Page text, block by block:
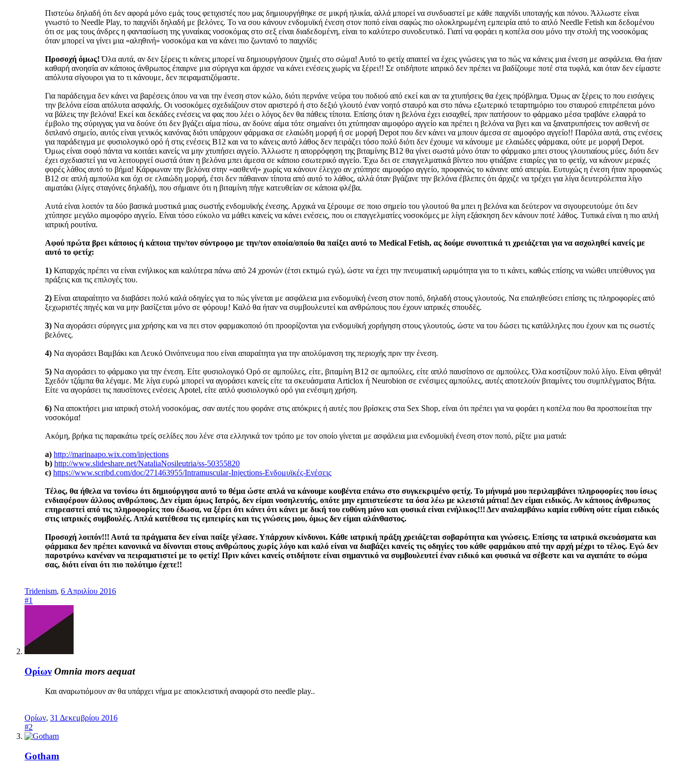
Πιστεύω δηλαδή ότι δεν αφορά μόνο εμάς τους φετιχιστές που μας δημιουργήθηκε σε μικρή ηλικία, αλλά μπορεί να συνδυαστεί με κάθε παιχνίδι υποταγής και πόνου. Άλλωστε είναι
γνωστό το Needle Play, το παιχνίδι δηλαδή με βελόνες. Το να σου κάνουν ενδομυϊκή ένεση στον ποπό είναι σαφώς πιο ολοκληρωμένη εμπειρία από το απλό Needle Fetish και δεδομένου
ότι σε μας τους άνδρες η φαντασίωση της γυναίκας νοσοκόμας στο σεξ είναι διαδεδομένη, είναι το καλύτερο συνοδευτικό. Γιατί να φοράει η κοπέλα σου μόνο την στολή της νοσοκόμας
όταν μπορεί να γίνει μια «αληθινή» νοσοκόμα και να κάνει πιο ζωντανό το παιχνίδι;
Προσοχή όμως! Όλα αυτά, αν δεν ξέρεις τι κάνεις μπορεί να δημιουργήσουν ζημιές στο σώμα! Αυτό το φετίχ απαιτεί να έχεις γνώσεις για το πώς να κάνεις μια ένεση με ασφάλεια. Θα ήταν
καθαρή ανοησία αν κάποιος άνθρωπος έπαιρνε μια σύριγγα και άρχισε να κάνει ενέσεις χωρίς να ξέρει!! Σε οτιδήποτε ιατρικό δεν πρέπει να βαδίζουμε ποτέ στα τυφλά, και όταν δεν είμαστε
απόλυτα σίγουροι για το τι κάνουμε, δεν πειραματιζόμαστε.
Για παράδειγμα δεν κάνει να βαρέσεις όπου να ναι την ένεση στον κώλο, διότι περνάνε νεύρα του ποδιού από εκεί και αν τα χτυπήσεις θα έχεις πρόβλημα. Όμως αν ξέρεις το που εισάγεις
την βελόνα είσαι απόλυτα ασφαλής. Οι νοσοκόμες σχεδιάζουν στον αριστερό ή στο δεξιό γλουτό έναν νοητό σταυρό και στο πάνω εξωτερικό τεταρτημόριο του σταυρού επιτρέπεται μόνο
να βάλεις την βελόνα! Εκεί και δεκάδες ενέσεις να φας που λέει ο λόγος δεν θα πάθεις τίποτα. Επίσης όταν η βελόνα έχει εισαχθεί, πριν πατήσουν το φάρμακο μέσα τραβάνε ελαφρά το
έμβολο της σύριγγας για να δούνε ότι δεν βγάζει αίμα πίσω, αν δούνε αίμα τότε σημαίνει ότι χτύπησαν αιμοφόρο αγγείο και πρέπει η βελόνα να βγει και να ξανατρυπήσεις τον ασθενή σε
διπλανό σημείο, αυτός είναι γενικός κανόνας διότι υπάρχουν φάρμακα σε ελαιώδη μορφή ή σε μορφή Depot που δεν κάνει να μπουν άμεσα σε αιμοφόρο αγγείο!! Παρόλα αυτά, στις ενέσεις
για παράδειγμα με φυσιολογικό ορό ή στις ενέσεις Β12 και να το κάνεις αυτό λάθος δεν πειράζει τόσο πολύ διότι δεν έχουμε να κάνουμε με ελαιώδες φάρμακα, ούτε με μορφή Depot.
Όμως είναι σοφό πάντα να κοιτάει κανείς να μην χτυπήσει αγγείο. Άλλωστε η απορρόφηση της βιταμίνης Β12 θα γίνει σωστά μόνο όταν το φάρμακο μπει στους γλουτιαίους μύες, διότι δεν
έχει σχεδιαστεί για να λειτουργεί σωστά όταν η βελόνα μπει άμεσα σε κάποιο εσωτερικό αγγείο. Έχω δει σε επαγγελματικά βίντεο που φτιάξανε εταιρίες για το φετίχ, να κάνουν μερικές
φορές λάθος αυτό το βήμα! Κάρφωναν την βελόνα στην «ασθενή» χωρίς να κάνουν έλεγχο αν χτύπησε αιμοφόρο αγγείο, προφανώς το κάνανε από απειρία. Ευτυχώς η ένεση ήταν προφανώς
Β12 σε απλή αμπούλα και όχι σε ελαιώδη μορφή, έτσι δεν πάθαιναν τίποτα από αυτό το λάθος, αλλά όταν βγάζανε την βελόνα έβλεπες ότι άρχιζε να τρέχει για λίγα δευτερόλεπτα λίγο
αιματάκι (λίγες σταγόνες δηλαδή), που σήμαινε ότι η βιταμίνη πήγε κατευθείαν σε κάποια φλέβα.
Αυτά είναι λοιπόν τα δύο βασικά μυστικά μιας σωστής ενδομυϊκής ένεσης. Αρχικά να ξέρουμε σε ποιο σημείο του γλουτού θα μπει η βελόνα και δεύτερον να σιγουρευτούμε ότι δεν
χτύπησε μεγάλο αιμοφόρο αγγείο. Είναι τόσο εύκολο να μάθει κανείς να κάνει ενέσεις, που οι επαγγελματίες νοσοκόμες με λίγη εξάσκηση δεν κάνουν ποτέ λάθος. Τυπικά είναι η πιο απλή
ιατρική ρουτίνα.
Αφού πρώτα βρει κάποιος ή κάποια την/τον σύντροφο με την/τον οποία/οποίο θα παίξει αυτό το Medical Fetish, ας δούμε συνοπτικά τι χρειάζεται για να ασχοληθεί κανείς με
αυτό το φετίχ:
1) Καταρχάς πρέπει να είναι ενήλικος και καλύτερα πάνω από 24 χρονών (έτσι εκτιμώ εγώ), ώστε να έχει την πνευματική ωριμότητα για το τι κάνει, καθώς επίσης να νιώθει υπεύθυνος για
πράξεις και τις επιλογές του.
2) Είναι απαραίτητο να διαβάσει πολύ καλά οδηγίες για το πώς γίνεται με ασφάλεια μια ενδομυϊκή ένεση στον ποπό, δηλαδή στους γλουτούς. Να επαληθεύσει επίσης τις πληροφορίες από
ξεχωριστές πηγές και να μην βασίζεται μόνο σε φόρουμ! Καλό θα ήταν να συμβουλευτεί και ανθρώπους που έχουν ιατρικές σπουδές.
3) Να αγοράσει σύριγγες μια χρήσης και να πει στον φαρμακοποιό ότι προορίζονται για ενδομυϊκή χορήγηση στους γλουτούς, ώστε να του δώσει τις κατάλληλες που έχουν και τις σωστές
βελόνες.
4) Να αγοράσει Βαμβάκι και Λευκό Οινόπνευμα που είναι απαραίτητα για την απολύμανση της περιοχής πριν την ένεση.
5) Να αγοράσει το φάρμακο για την ένεση. Είτε φυσιολογικό Ορό σε αμπούλες, είτε, βιταμίνη Β12 σε αμπούλες, είτε απλό παυσίπονο σε αμπούλες. Όλα κοστίζουν πολύ λίγο. Είναι φθηνά!
Σχεδόν τζάμπα θα λέγαμε. Με λίγα ευρώ μπορεί να αγοράσει κανείς είτε τα σκευάσματα Articlox ή Neurobion σε ενέσιμες αμπούλες, αυτές αποτελούν βιταμίνες του συμπλέγματος Βήτα.
Είτε να αγοράσει τις παυσίπονες ενέσεις Apotel, είτε απλό φυσιολογικό ορό για ενέσιμη χρήση.
6) Να αποκτήσει μια ιατρική στολή νοσοκόμας, σαν αυτές που φοράνε στις απόκριες ή αυτές που βρίσκεις στα Sex Shop, είναι ότι πρέπει για να φοράει η κοπέλα που θα προσποιείται την
νοσοκόμα!
Ακόμη, βρήκα τις παρακάτω τρείς σελίδες που λένε στα ελληνικά τον τρόπο με τον οποίο γίνεται με ασφάλεια μια ενδομυϊκή ένεση στον ποπό, ρίξτε μια ματιά:
a) http://marinaapo.wix.com/injections
b) http://www.slideshare.net/NataliaNosileutria/ss-50355820
c) https://www.scribd.com/doc/271463955/Intramuscular-Injections-Ενδομυϊκές-Ενέσεις
Τέλος, θα ήθελα να τονίσω ότι δημιούργησα αυτό το θέμα ώστε απλά να κάνουμε κουβέντα επάνω στο συγκεκριμένο φετίχ. Το μήνυμά μου περιλαμβάνει πληροφορίες που ίσως
ενδιαφέρουν άλλους ανθρώπους. Δεν είμαι όμως Ιατρός, δεν είμαι νοσηλευτής, οπότε μην εμπιστεύεστε τα όσα λέω με κλειστά μάτια! Δεν είμαι ειδικός. Αν κάποιος άνθρωπος
επηρεαστεί από τις πληροφορίες που έδωσα, να ξέρει ότι κάνει ότι κάνει με δική του ευθύνη μόνο και φυσικά είναι ενήλικος!!! Δεν αναλαμβάνω καμία ευθύνη ούτε είμαι ειδικός
στις ιατρικές συμβουλές. Απλά κατέθεσα τις εμπειρίες και τις γνώσεις μου, όμως δεν είμαι αλάνθαστος.
Προσοχή λοιπόν!!! Αυτά τα πράγματα δεν είναι παίξε γέλασε. Υπάρχουν κίνδυνοι. Κάθε ιατρική πράξη χρειάζεται σοβαρότητα και γνώσεις. Επίσης τα ιατρικά σκευάσματα και
φάρμακα δεν πρέπει κανονικά να δίνονται στους ανθρώπους χωρίς λόγο και καλό είναι να διαβάζει κανείς τις οδηγίες του κάθε φαρμάκου από την αρχή μέχρι το τέλος. Εγώ δεν
παροτρύνω κανέναν να πειραματιστεί με το φετίχ! Πριν κάνει κανείς οτιδήποτε είναι σημαντικό να συμβουλευτεί έναν ειδικό και φυσικά να σέβεστε και να αγαπάτε το σώμα
σας, διότι είναι ότι πιο πολύτιμο έχετε!!
Tridenism, 6 Απριλίου 2016
#1
Ορίων Omnia mors aequat
Και αναρωτιόμουν αν θα υπάρχει νήμα με αποκλειστική αναφορά στο needle play..
Ορίων, 31 Δεκεμβρίου 2016
#2
Gotham